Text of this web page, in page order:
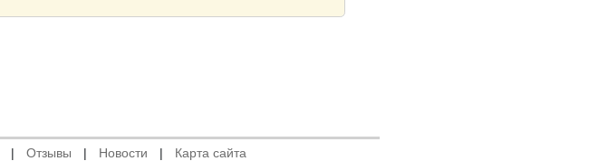
| Отзывы | Новости |
Карта сайта